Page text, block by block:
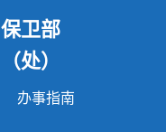
保卫部
（处）
办事指南